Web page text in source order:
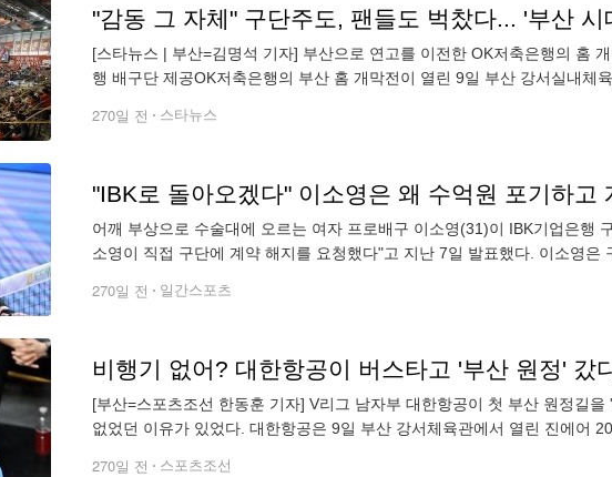
"감동 그 자체" 구단주도, 팬들도 벅찼다... '부산
[스타뉴스 | 부산=김명석 기자] 부산으로 연고를 이전한 OK저축은행의 홈
행 배구단 제공OK저축은행의 부산 홈 개막전이 열린 9일 부산 강서실내체
270일 전 스타뉴스
"IBK로 돌아오겠다" 이소영은 왜 수억원 포기하고
어깨 부상으로 수술대에 오르는 여자 프로배구 이소영(31)이 IBK기업은행
소영이 직접 구단에 계약 해지를 요청했다"고 지난 7일 발표했다. 이소영은
270일 전 일간스포츠
비행기 없어? 대한항공이 버스타고 '부산 원정' 갔
[부산=스포츠조선 한동훈 기자] V리그 남자부 대한항공이 첫 부산 원정길
없었던 이유가 있었다. 대한항공은 9일 부산 강서체육관에서 열린 진에어
270일 전 스포츠조선